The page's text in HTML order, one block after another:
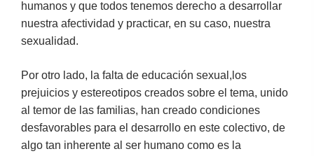
humanos y que todos tenemos derecho a desarrollar
nuestra afectividad y practicar, en su caso, nuestra
sexualidad.
Por otro lado, la falta de educación sexual,los
prejuicios y estereotipos creados sobre el tema, unido
al temor de las familias, han creado condiciones
desfavorables para el desarrollo en este colectivo, de
algo tan inherente al ser humano como es la